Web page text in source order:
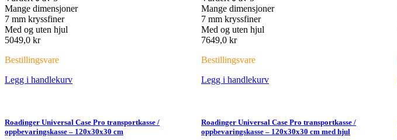
Mange dimensjoner
7 mm kryssfiner
Med og uten hjul
5049,0 kr
Bestillingsvare
Legg i handlekurv
Mange dimensjoner
7 mm kryssfiner
Med og uten hjul
7649,0 kr
Bestillingsvare
Legg i handlekurv
Roadinger Universal Case Pro transportkasse /
oppbevaringskasse – 120x30x30 cm
Roadinger Universal Case Pro transportkasse /
oppbevaringskasse – 120x30x30 cm med hjul